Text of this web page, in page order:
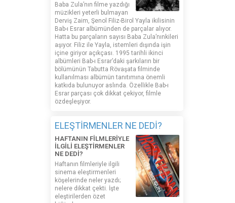
Baba Zula’nın filme yazdığı
müzikleri yeterli bulmayan
Derviş Zaim, Şenol Filiz-Birol Yayla ikilisinin
Bab-ı Esrar albümünden de parçalar alıyor.
Hatta bu parçaların sayısı Baba Zula’nınkileri
aşıyor. Filiz ile Yayla, istemleri dışında işin
içine giriyor açıkçası. 1995 tarihli ikinci
albümleri Bab-ı Esrar’daki şarkıların bir
bölümünün Tabutta Rövaşata filminde
kullanılması albümün tanıtımına önemli
katkıda bulunuyor aslında. Özellikle Bab-ı
Esrar parçası çok dikkat çekiyor, filmle
özdeşleşiyor.
ELEŞTİRMENLER NE DEDİ?
HAFTANIN FİLMLERİYLE
İLGİLİ ELEŞTİRMENLER
NE DEDİ?
Haftanın filmleriyle ilgili
sinema eleştirmenleri
köşelerinde neler yazdı;
nelere dikkat çekti. İşte
eleştirilerden özet